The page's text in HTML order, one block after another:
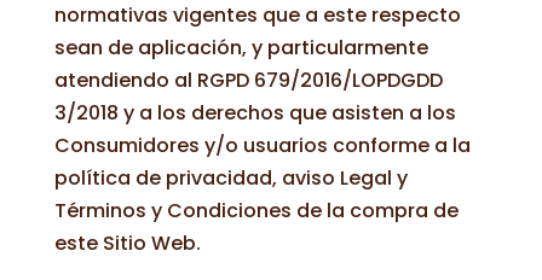
normativas vigentes que a este respecto
sean de aplicación, y particularmente
atendiendo al RGPD 679/2016/LOPDGDD
3/2018 y a los derechos que asisten a los
Consumidores y/o usuarios conforme a la
política de privacidad, aviso Legal y
Términos y Condiciones de la compra de
este Sitio Web.